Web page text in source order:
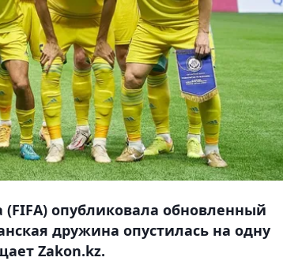
опубликовала обновленный
дружина опустилась на одну
Zakon.kz.